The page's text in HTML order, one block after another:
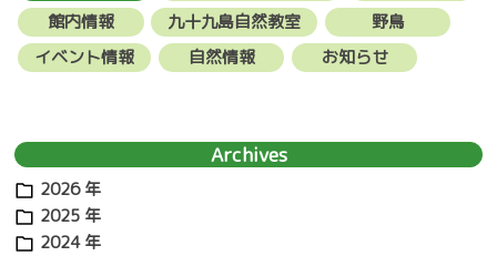
ー
シ
ン
館内情報
九十九島自然教室
野鳥
イベント情報
自然情報 お知らせ
Archives
2026 年
2025 年
2024 年